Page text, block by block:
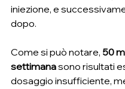
iniezione, e
dopo.
Come si può notare, 50
settimana sono risultati
dosaggio insufficiente,